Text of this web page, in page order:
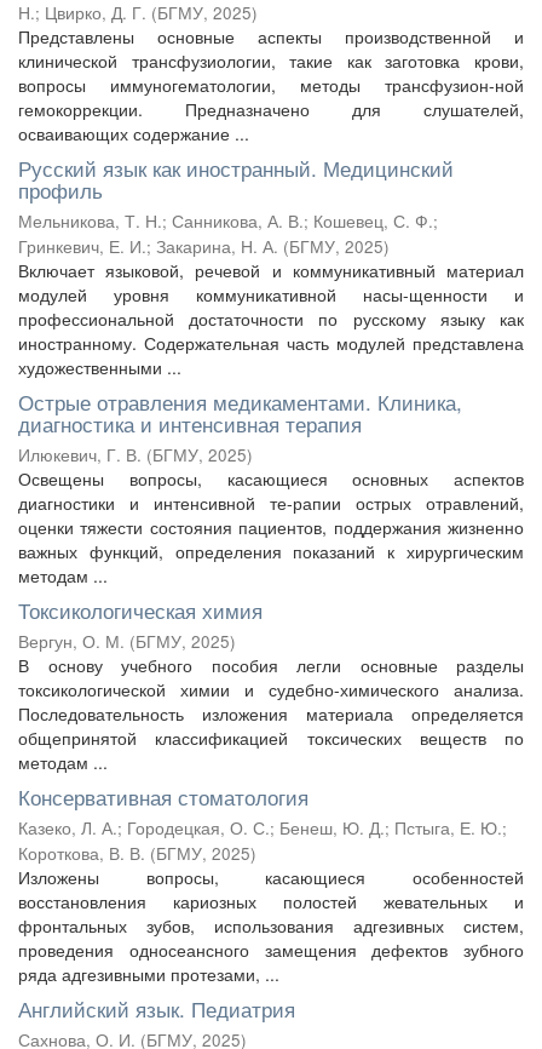
Н.; Цвирко, Д. Г. (БГМУ, 2025)
Представлены основные аспекты производственной и
клинической трансфузиологии, такие как заготовка крови,
вопросы иммуногематологии, методы трансфузион-ной
гемокоррекции. Предназначено для слушателей,
осваивающих содержание ...
Русский язык как иностранный. Медицинский
профиль
Мельникова, Т. Н.; Санникова, А. В.; Кошевец, С. Ф.;
Гринкевич, Е. И.; Закарина, Н. А. (БГМУ, 2025)
Включает языковой, речевой и коммуникативный материал
модулей уровня коммуникативной насы-щенности и
профессиональной достаточности по русскому языку как
иностранному. Содержательная часть модулей представлена
художественными ...
Острые отравления медикаментами. Клиника,
диагностика и интенсивная терапия
Илюкевич, Г. В. (БГМУ, 2025)
Освещены вопросы, касающиеся основных аспектов
диагностики и интенсивной те-рапии острых отравлений,
оценки тяжести состояния пациентов, поддержания жизненно
важных функций, определения показаний к хирургическим
методам ...
Токсикологическая химия
Вергун, О. М. (БГМУ, 2025)
В основу учебного пособия легли основные разделы
токсикологической химии и судебно-химического анализа.
Последовательность изложения материала определяется
общепринятой классификацией токсических веществ по
методам ...
Консервативная стоматология
Казеко, Л. А.; Городецкая, О. С.; Бенеш, Ю. Д.; Пстыга, Е. Ю.;
Короткова, В. В. (БГМУ, 2025)
Изложены вопросы, касающиеся особенностей
восстановления кариозных полостей жевательных и
фронтальных зубов, использования адгезивных систем,
проведения односеансного замещения дефектов зубного
ряда адгезивными протезами, ...
Английский язык. Педиатрия
Сахнова, О. И. (БГМУ, 2025)